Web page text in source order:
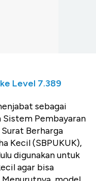
Level 7.389
sebagai
Sistem Pembayaran
Berharga
Kecil (SBPUKUK),
digunakan untuk
agar bisa